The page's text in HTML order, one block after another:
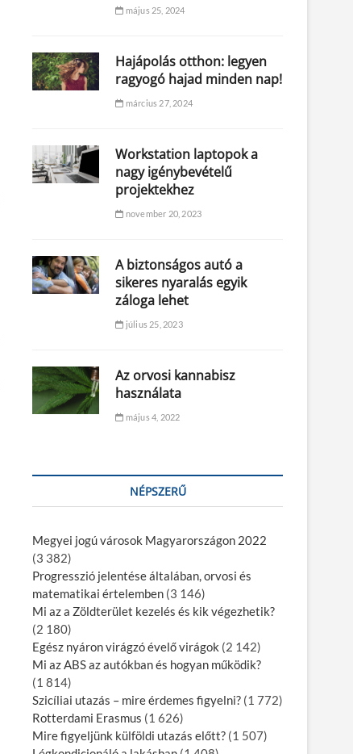
május 25, 2024
Hajápolás otthon: legyen
ragyogó hajad minden nap!
március 27, 2024
Workstation laptopok a
nagy igénybevételű
projektekhez
november 20, 2023
A biztonságos autó a
sikeres nyaralás egyik
záloga lehet
július 25, 2023
Az orvosi kannabisz
használata
május 4, 2022
NÉPSZERŰ
Megyei jogú városok Magyarországon 2022
(3 382)
Progresszió jelentése általában, orvosi és
matematikai értelemben (3 146)
Mi az a Zöldterület kezelés és kik végezhetik?
(2 180)
Egész nyáron virágzó évelő virágok (2 142)
Mi az ABS az autókban és hogyan működik?
(1 814)
Szicíliai utazás – mire érdemes figyelni? (1 772)
Rotterdami Erasmus (1 626)
Mire figyeljünk külföldi utazás előtt? (1 507)